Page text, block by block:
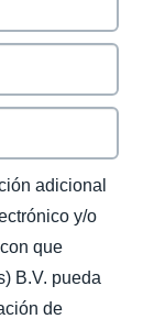
adicional
y/o
que
B.V. pueda
de